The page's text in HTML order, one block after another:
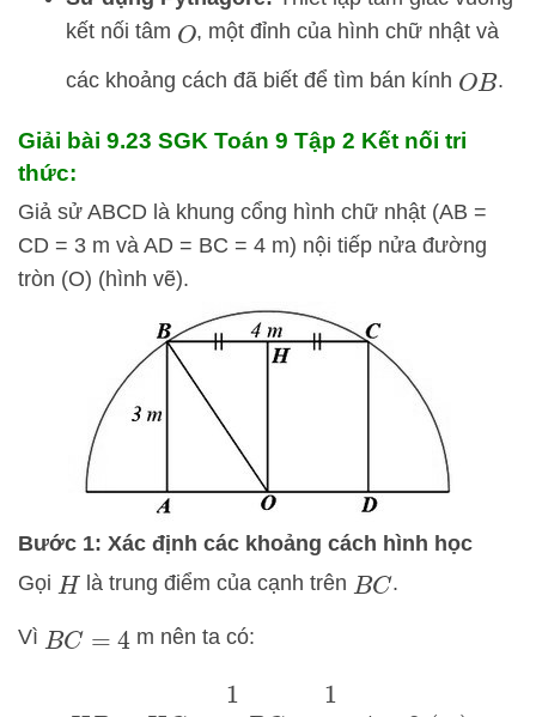
kết nối tâm O, một đỉnh của hình chữ nhật và
các khoảng cách đã biết để tìm bán kính OB.
Giải bài 9.23 SGK Toán 9 Tập 2 Kết nối tri
thức:
Giả sử ABCD là khung cổng hình chữ nhật (AB =
CD = 3 m và AD = BC = 4 m) nội tiếp nửa đường
tròn (O) (hình vẽ).
Bước 1: Xác định các khoảng cách hình học
Gọi H là trung điểm của cạnh trên BC.
Vì BC=4 m nên ta có:
12 2⋅4